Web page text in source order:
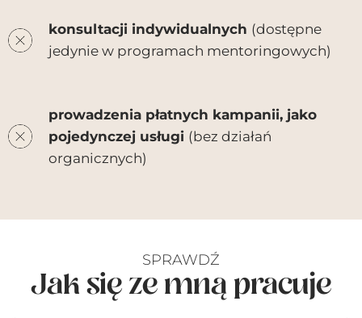
konsultacji indywidualnych (dostępne
jedynie w programach mentoringowych)
prowadzenia płatnych kampanii, jako
pojedynczej usługi (bez działań
organicznych)
SPRAWDŹ
Jak się ze mną pracuje